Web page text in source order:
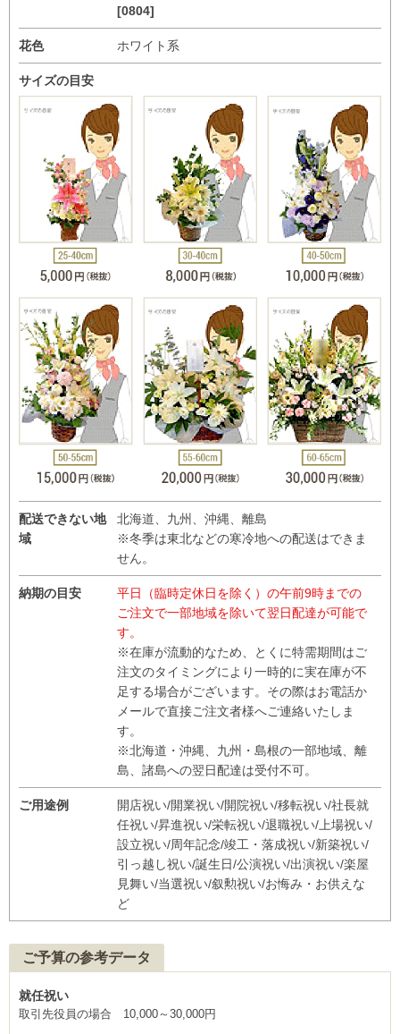
[0804]
花色 ホワイト系
サイズの目安
配送できない地
域
北海道、九州、沖縄、離島
※冬季は東北などの寒冷地への配送はできま
せん。
納期の目安
平日（臨時定休日を除く）の午前9時までの
ご注文で一部地域を除いて翌日配達が可能で
す。
※在庫が流動的なため、とくに特需期間はご
注文のタイミングにより一時的に実在庫が不
足する場合がございます。その際はお電話か
メールで直接ご注文者様へご連絡いたしま
す。
※北海道・沖縄、九州・島根の一部地域、離
島、諸島への翌日配達は受付不可。
ご用途例
開店祝い/開業祝い/開院祝い/移転祝い/社長就
任祝い/昇進祝い/栄転祝い/退職祝い/上場祝い/
設立祝い/周年記念/竣工・落成祝い/新築祝い/
引っ越し祝い/誕生日/公演祝い/出演祝い/楽屋
見舞い/当選祝い/叙勲祝い/お悔み・お供えな
ど
ご予算の参考データ
就任祝い
取引先役員の場合 10,000～30,000円